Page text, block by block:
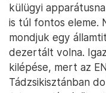
külügyi
is túl fontos eleme.
mondjuk egy
dezertált volna.
kilépése, mert az
Tádzsikisztánban